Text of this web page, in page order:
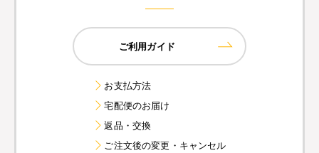
ご利用ガイド
お支払方法
宅配便のお届け
返品・交換
ご注文後の変更・キャンセル